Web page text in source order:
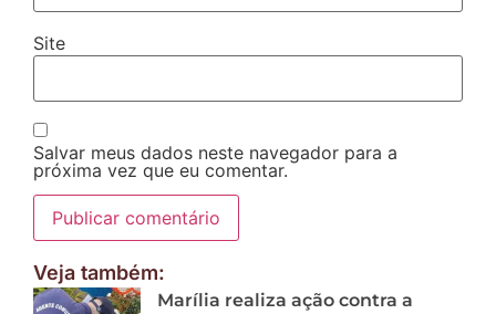
Site
Salvar meus dados neste navegador para a
próxima vez que eu comentar.
Veja também:
Marília realiza ação contra a